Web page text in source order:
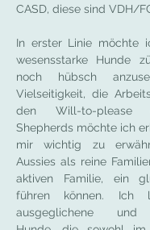
CASD, diese sind VDH/
In erster Linie möchte
wesensstarke Hunde
noch hübsch
Vielseitigkeit, die
den Will-to-please
Shepherds möchte ich
mir wichtig zu
Aussies als reine
aktiven Familie, ein
führen können. Ich
ausgeglichene und